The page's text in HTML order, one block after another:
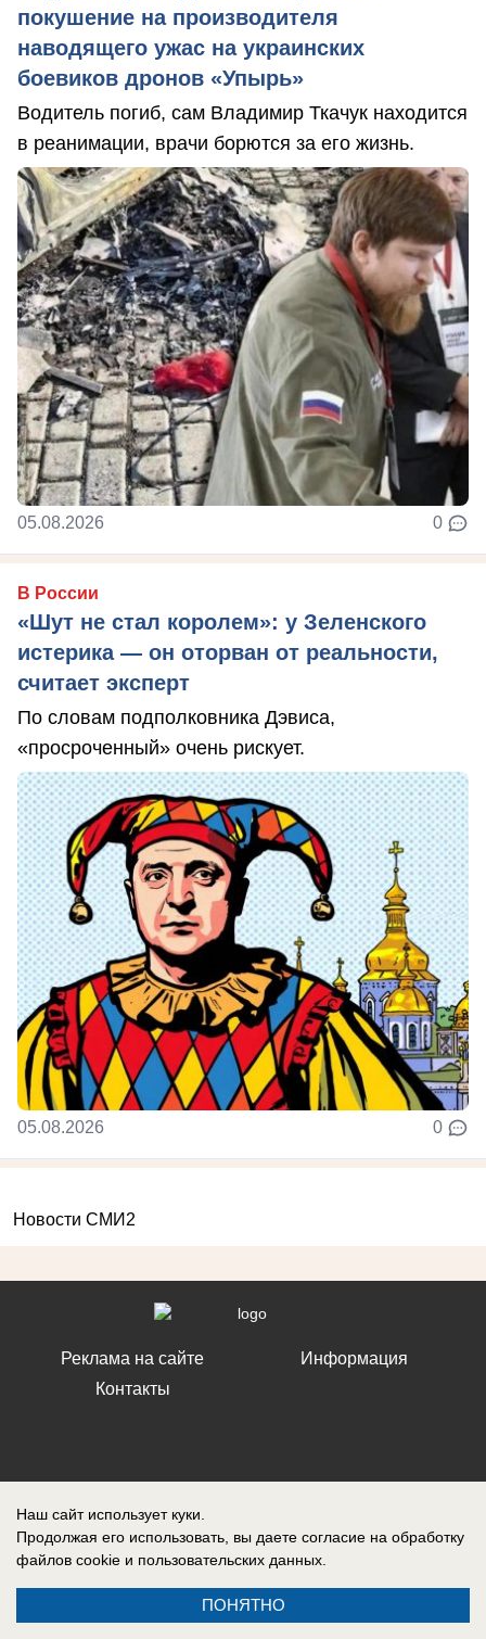
покушение на производителя
наводящего ужас на украинских
боевиков дронов «Упырь»
Водитель погиб, сам Владимир Ткачук находится
в реанимации, врачи борются за его жизнь.
05.08.2026 0
В России
«Шут не стал королем»: у Зеленского
истерика — он оторван от реальности,
считает эксперт
По словам подполковника Дэвиса,
«просроченный» очень рискует.
05.08.2026 0
Новости СМИ2
Реклама на сайте
Контакты
Информация
Федеральной службой по надзору в сфере связи, информационных
технологий и массовых коммуникаций (Роскомнадзор) 10 ноября 2023
г.
Наш сайт использует куки.
Продолжая его использовать, вы даете согласие на обработку
файлов cookie и пользовательских данных.
ПОНЯТНО